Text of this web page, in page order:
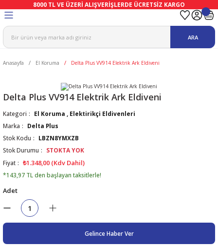
8000 TL VE ÜZERİ ALIŞVERİŞLERDE ÜCRETSİZ KARGO
Tulum
Eldivenler
Eldiven
Ve Vizör
ARA
Anasayfa El Koruma Delta Plus VV914 Elektrik Ark Eldiveni
Delta Plus VV914 Elektrik Ark Eldiveni
Kategori El Koruma
Elektirikçi Eldivenleri
Marka
Delta Plus
Stok Kodu
LBZN8YMXZB
Stok Durumu
STOKTA YOK
Fiyat
₺1.348,00 (Kdv Dahil)
*143,97 TL den başlayan taksitlerle!
Adet
Gelince Haber Ver